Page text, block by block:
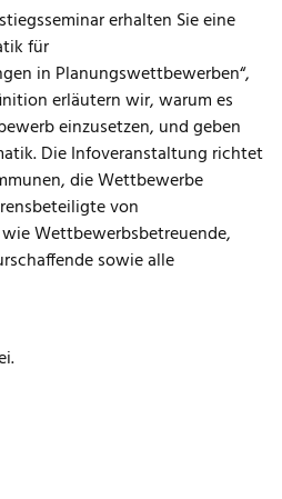
erhalten Sie eine
für
in Planungswettbewerben“,
erläutern wir, warum es
einzusetzen, und geben
Die Infoveranstaltung richtet
die Wettbewerbe
von
Wettbewerbsbetreuende,
sowie alle